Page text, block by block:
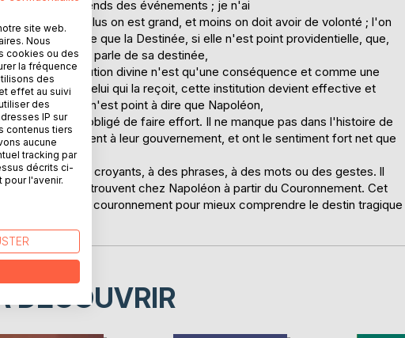
écrit : Je dépends des événements ; je n'ai
; et encore : Plus on est grand, et moins on doit avoir de volonté ; l'on
; qu'est-ce que la Destinée, si elle n'est point providentielle, que,
hasard ? Qui parle de sa destinée,
l'institution divine n'est qu'une conséquence et comme une
les yeux de celui qui la reçoit, cette institution devient effective et
? Ce n'est point à dire que Napoléon,
1810) moins obligé de faire effort. Il ne manque pas dans l'histoire de
qui besognent à leur gouvernement, et ont le sentiment fort net que
pour des croyants, à des phrases, à des mots ou des gestes. ll
gestes, se trouvent chez Napoléon à partir du Couronnement. Cet
secrets de ce couronnement pour mieux comprendre le destin tragique
DÉCOUVRIR
site web.
Nous
cookies ou des
la fréquence
des
effet au suivi
des
IP sur
contenus tiers
aucune
tracking par
décrits ci-
l'avenir.